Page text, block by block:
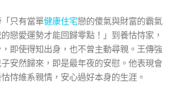
只有當單健康住宅戀的傻氣與財富的霸氣
戀愛運勢才能回歸零點！」到養怙恃家，
即使得知出身，也不曾主動尋親。王傳強
安然歸來，即是最年夜的安慰。他表現會
恃維系親情，安心過好本身的生涯。